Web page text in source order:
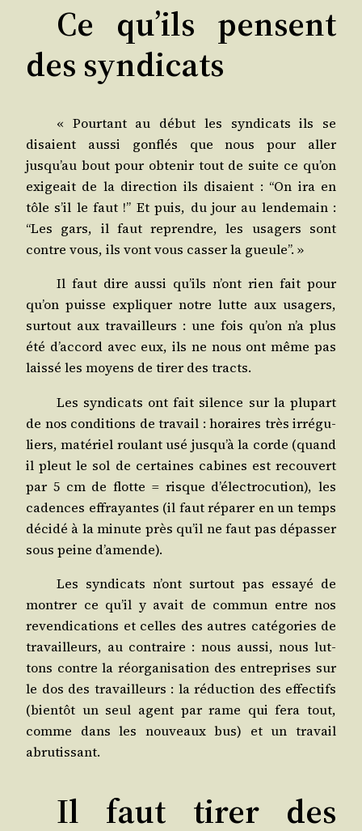
Ce qu’ils pensent
des syndicats
« Pour­tant au début les syn­di­cats ils se
disaient aus­si gon­flés que nous pour aller
jusqu’au bout pour obte­nir tout de suite ce qu’on
exi­geait de la direc­tion ils disaient : “On ira en
tôle s’il le faut !” Et puis, du jour au len­de­main :
“Les gars, il faut reprendre, les usa­gers sont
contre vous, ils vont vous cas­ser la gueule”. »
Il faut dire aus­si qu’ils n’ont rien fait pour
qu’on puisse expli­quer notre lutte aux usa­gers,
sur­tout aux tra­vailleurs : une fois qu’on n’a plus
été d’accord avec eux, ils ne nous ont même pas
lais­sé les moyens de tirer des tracts.
Les syn­di­cats ont fait silence sur la plu­part
de nos condi­tions de tra­vail : horaires très irré­gu­
liers, maté­riel rou­lant usé jusqu’à la corde (quand
il pleut le sol de cer­taines cabines est recou­vert
par 5 cm de flotte = risque d’électrocution), les
cadences effrayantes (il faut répa­rer en un temps
déci­dé à la minute près qu’il ne faut pas dépas­ser
sous peine d’amende).
Les syn­di­cats n’ont sur­tout pas essayé de
mon­trer ce qu’il y avait de com­mun entre nos
reven­di­ca­tions et celles des autres caté­go­ries de
tra­vailleurs, au contraire : nous aus­si, nous lut­
tons contre la réor­ga­ni­sa­tion des entre­prises sur
le dos des tra­vailleurs : la réduc­tion des effec­tifs
(bien­tôt un seul agent par rame qui fera tout,
comme dans les nou­veaux bus) et un tra­vail
abrutissant.
Il faut tirer des